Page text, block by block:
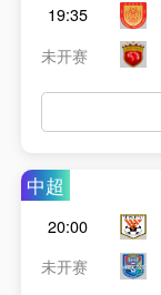
19:35
未开赛
中超
20:00
未开赛